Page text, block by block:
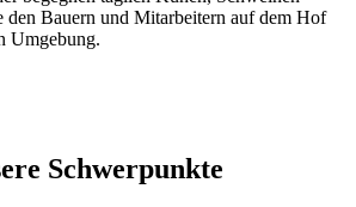
den Bauern und Mitarbeitern auf dem Hof
Umgebung.
Schwerpunkte